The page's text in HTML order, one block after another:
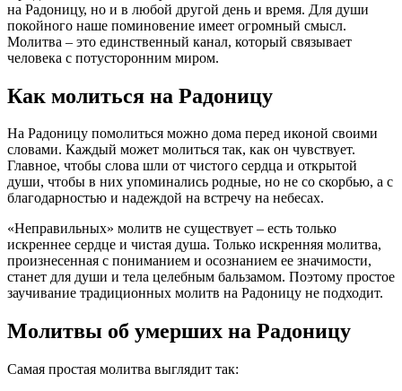
на Радоницу, но и в любой другой день и время. Для души
покойного наше поминовение имеет огромный смысл.
Молитва – это единственный канал, который связывает
человека с потусторонним миром.
Как молиться на Радоницу
На Радоницу помолиться можно дома перед иконой своими
словами. Каждый может молиться так, как он чувствует.
Главное, чтобы слова шли от чистого сердца и открытой
души, чтобы в них упоминались родные, но не со скорбью, а с
благодарностью и надеждой на встречу на небесах.
«Неправильных» молитв не существует – есть только
искреннее сердце и чистая душа. Только искренняя молитва,
произнесенная с пониманием и осознанием ее значимости,
станет для души и тела целебным бальзамом. Поэтому простое
заучивание традиционных молитв на Радоницу не подходит.
Молитвы об умерших на Радоницу
Самая простая молитва выглядит так: